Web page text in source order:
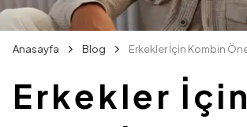
Anasayfa Blog
Erkekler İçin